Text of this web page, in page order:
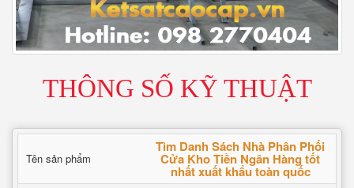
THÔNG SỐ KỸ THUẬT
Tên sản phẩm
Tìm Danh Sách Nhà Phân Phối
Cửa Kho Tiền Ngân Hàng tốt
nhất xuất khẩu toàn quốc